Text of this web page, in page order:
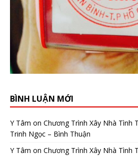
BÌNH LUẬN MỚI
Y Tâm on Chương Trình Xây Nhà Tình
Trinh Ngọc – Bình Thuận
Y Tâm on Chương Trình Xây Nhà Tình